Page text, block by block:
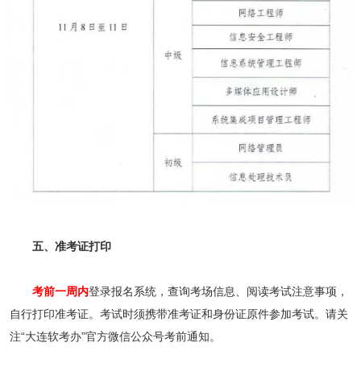
五、准考证打印
考前一周内登录报名系统，查询考场信息、阅读考试注意事项，
自行打印准考证。考试时须携带准考证和身份证原件参加考试。请关
注“大连软考办”官方微信公众号考前通知。